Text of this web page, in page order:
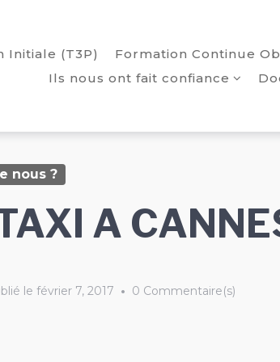
Initiale (T3P) Formation Continue
Ils nous ont fait confiance
nous ?
A
le février 7, 2017 • 0 Commentaire(s)